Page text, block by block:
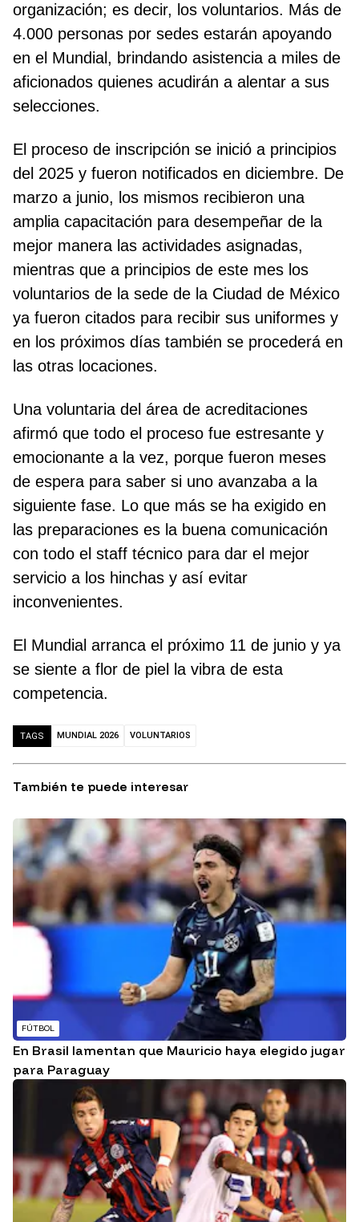
organización; es decir, los voluntarios. Más de
4.000 personas por sedes estarán apoyando
en el Mundial, brindando asistencia a miles de
aficionados quienes acudirán a alentar a sus
selecciones.
El proceso de inscripción se inició a principios
del 2025 y fueron notificados en diciembre. De
marzo a junio, los mismos recibieron una
amplia capacitación para desempeñar de la
mejor manera las actividades asignadas,
mientras que a principios de este mes los
voluntarios de la sede de la Ciudad de México
ya fueron citados para recibir sus uniformes y
en los próximos días también se procederá en
las otras locaciones.
Una voluntaria del área de acreditaciones
afirmó que todo el proceso fue estresante y
emocionante a la vez, porque fueron meses
de espera para saber si uno avanzaba a la
siguiente fase. Lo que más se ha exigido en
las preparaciones es la buena comunicación
con todo el staff técnico para dar el mejor
servicio a los hinchas y así evitar
inconvenientes.
El Mundial arranca el próximo 11 de junio y ya
se siente a flor de piel la vibra de esta
competencia.
TAGS MUNDIAL 2026 VOLUNTARIOS
También te puede interesar
FÚTBOL
En Brasil lamentan que Mauricio haya elegido jugar
para Paraguay